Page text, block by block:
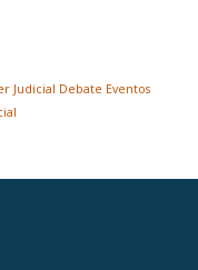
Judicial Debate Eventos